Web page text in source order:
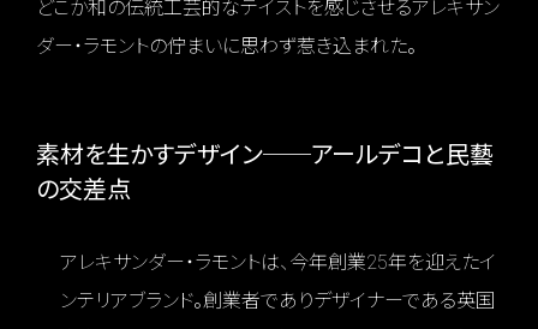
どこか和の伝統工芸的なテイストを感じさせるアレキサン
ダー・ラモントの佇まいに思わず惹き込まれた。
素材を生かすデザイン──アールデコと民藝
の交差点
アレキサンダー・ラモントは、今年創業25年を迎えたイ
ンテリアブランド。創業者でありデザイナーである英国